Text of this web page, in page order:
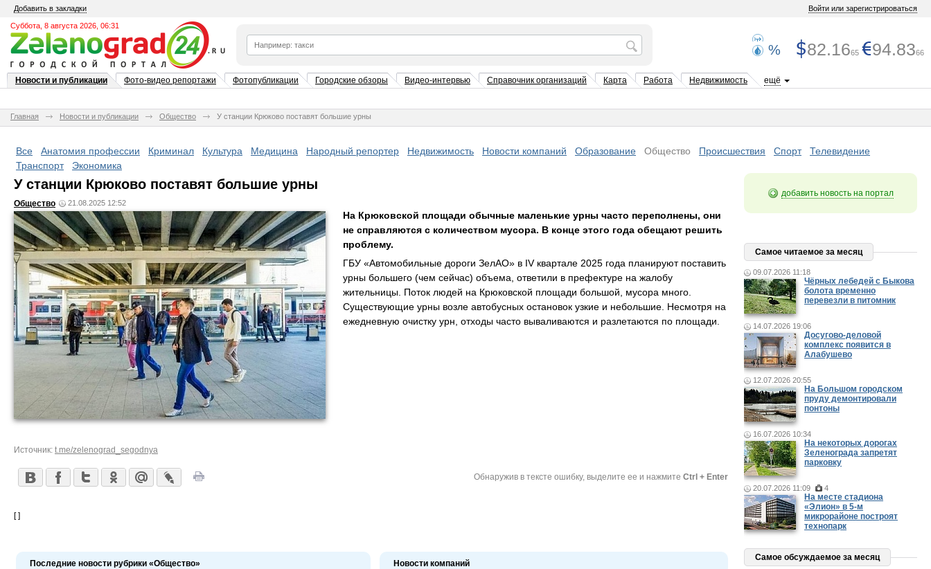
Добавить в закладки Войти или зарегистрироваться
Суббота, 8 августа 2026, 06:31
% 82.1665 94.8366
Новости и публикации Фото-видео репортажи Фотопубликации Городские обзоры Видео-интервью Справочник организаций Карта Работа Недвижимость ещё
Главная Новости и публикации Общество У станции Крюково поставят большие урны
Все Анатомия профессии Криминал Культура Медицина Народный репортер Недвижимость Новости компаний Образование Общество Происшествия Спорт
Телевидение
Транспорт
Экономика
У станции Крюково поставят большие урны
Общество 21.08.2025 12:52
На Крюковской площади обычные маленькие урны часто переполнены, они
не справляются с количеством мусора. В конце этого года обещают решить
проблему.
ГБУ «Автомобильные дороги ЗелАО» в IV квартале 2025 года планируют поставить
урны большего (чем сейчас) объема, ответили в префектуре на жалобу
жительницы. Поток людей на Крюковской площади большой, мусора много.
Существующие урны возле автобусных остановок узкие и небольшие. Несмотря на
ежедневную очистку урн, отходы часто вываливаются и разлетаются по площади.
Источник: t.me/zelenograd_segodnya
Обнаружив в тексте ошибку, выделите ее и нажмите Ctrl + Enter
[ ]
Последние новости рубрики «Общество» Новости компаний
добавить новость на портал
Самое читаемое за месяц
09.07.2026 11:18
Чёрных лебедей с Быкова
болота временно
перевезли в питомник
14.07.2026 19:06
Досугово-деловой
комплекс появится в
Алабушево
12.07.2026 20:55
На Большом городском
пруду демонтировали
понтоны
16.07.2026 10:34
На некоторых дорогах
Зеленограда запретят
парковку
20.07.2026 11:09 4
На месте стадиона
«Элион» в 5-м
микрорайоне построят
технопарк
Самое обсуждаемое за месяц